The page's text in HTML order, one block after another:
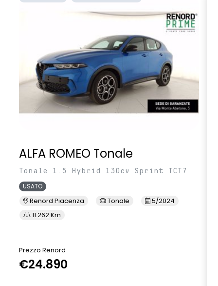
Sistema multimediale Renault EASY LINK con Touchscreen
9,3" e sistema di Navigazione 3D, aggiornamenti automatici
(OTA), Bluetooth con riconoscimento vocale, Radio DAB
Ski anteriore e posteriore in metallo scuro con doppio
scarico cromato
Smartphone replication compatibile con Android Auto e
AppleCarPlay
Striscia decorativa specifica in carbon look sui pannelli porta
Sport
Volante riscaldabile
ALFA ROMEO Tonale
Tonale 1.5 Hybrid 130cv Sprint TCT7
USATO
Renord Piacenza Tonale
5/2024
11.262 Km
Prezzo Renord
€24.890